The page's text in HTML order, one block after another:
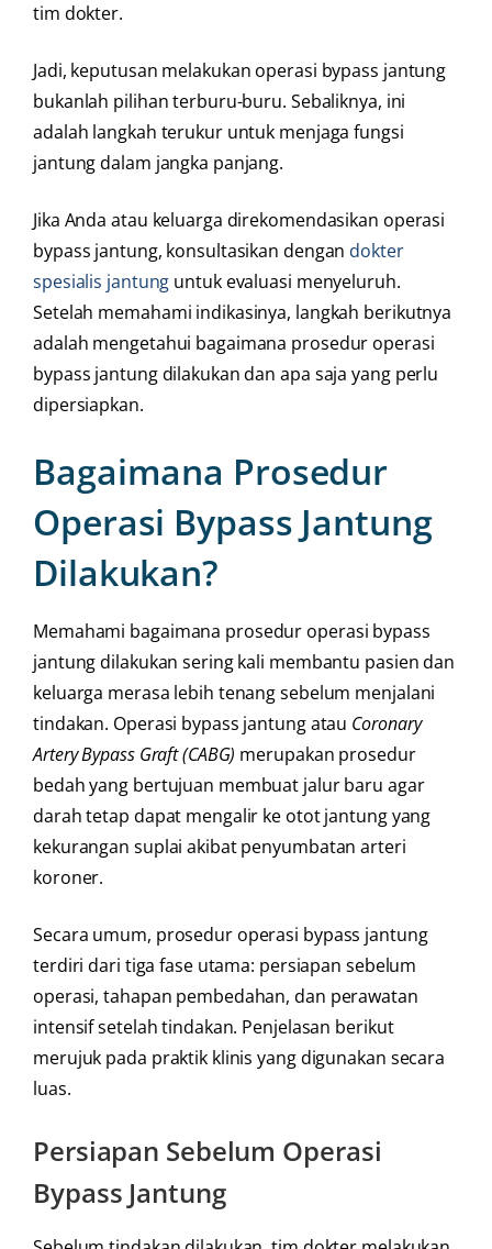
tim dokter.
Jadi, keputusan melakukan operasi bypass jantung
bukanlah pilihan terburu-buru. Sebaliknya, ini
adalah langkah terukur untuk menjaga fungsi
jantung dalam jangka panjang.
Jika Anda atau keluarga direkomendasikan operasi
bypass jantung, konsultasikan dengan dokter
spesialis jantung untuk evaluasi menyeluruh.
Setelah memahami indikasinya, langkah berikutnya
adalah mengetahui bagaimana prosedur operasi
bypass jantung dilakukan dan apa saja yang perlu
dipersiapkan.
Bagaimana Prosedur
Operasi Bypass Jantung
Dilakukan?
Memahami bagaimana prosedur operasi bypass
jantung dilakukan sering kali membantu pasien dan
keluarga merasa lebih tenang sebelum menjalani
tindakan. Operasi bypass jantung atau Coronary
Artery Bypass Graft (CABG) merupakan prosedur
bedah yang bertujuan membuat jalur baru agar
darah tetap dapat mengalir ke otot jantung yang
kekurangan suplai akibat penyumbatan arteri
koroner.
Secara umum, prosedur operasi bypass jantung
terdiri dari tiga fase utama: persiapan sebelum
operasi, tahapan pembedahan, dan perawatan
intensif setelah tindakan. Penjelasan berikut
merujuk pada praktik klinis yang digunakan secara
luas.
Persiapan Sebelum Operasi
Bypass Jantung